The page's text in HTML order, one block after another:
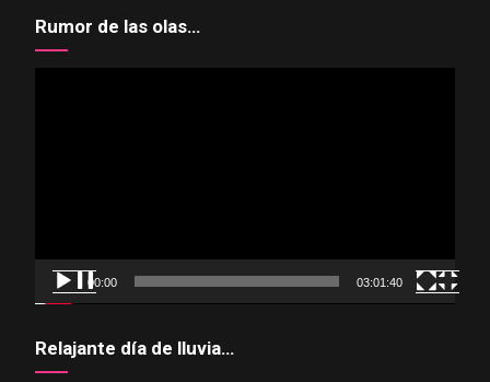
Rumor de las olas…
00:00 03:01:40
Relajante día de lluvia…